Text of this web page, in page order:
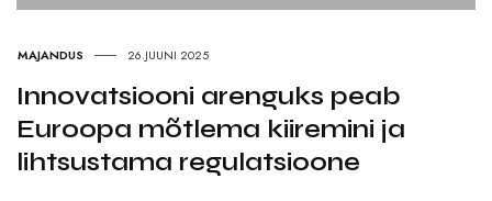
MAJANDUS 26.JUUNI 2025
Innovatsiooni arenguks peab
Euroopa mõtlema kiiremini ja
lihtsustama regulatsioone